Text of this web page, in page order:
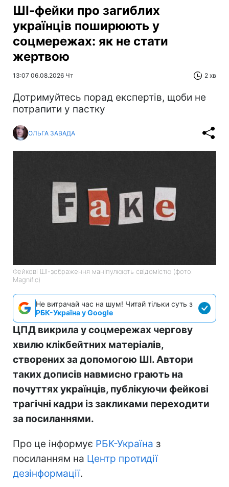
ШІ-фейки про загиблих
українців поширюють у
соцмережах: як не стати
жертвою
13:07 06.08.2026 Чт 2 хв
Дотримуйтесь порад експертів, щоби не
потрапити у пастку
ОЛЬГА ЗАВАДА
Фейкові ШІ-зображення маніпулюють свідомістю (фото:
Magnific)
Не витрачай час на шум! Читай тільки суть з
РБК-Україна у Google
ЦПД викрила у соцмережах чергову
хвилю клікбейтних матеріалів,
створених за допомогою ШІ. Автори
таких дописів навмисно грають на
почуттях українців, публікуючи фейкові
трагічні кадри із закликами переходити
за посиланнями.
Про це інформує РБК-Україна з
посиланням на Центр протидії
дезінформації.